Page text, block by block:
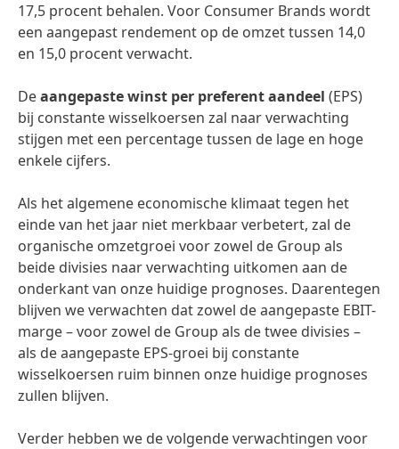
17,5 procent behalen. Voor Consumer Brands wordt
een aangepast rendement op de omzet tussen 14,0
en 15,0 procent verwacht.
Deaangepaste winst per preferent aandeel (EPS)
bij constante wisselkoersen zal naar verwachting
stijgen met een percentage tussen de lage en hoge
enkele cijfers.
Als het algemene economische klimaat tegen het
einde van het jaar niet merkbaar verbetert, zal de
organische omzetgroei voor zowel de Group als
beide divisies naar verwachting uitkomen aan de
onderkant van onze huidige prognoses. Daarentegen
blijven we verwachten dat zowel de aangepaste EBIT-
marge – voor zowel de Group als de twee divisies –
als de aangepaste EPS-groei bij constante
wisselkoersen ruim binnen onze huidige prognoses
zullen blijven.
Verder hebben we de volgende verwachtingen voor